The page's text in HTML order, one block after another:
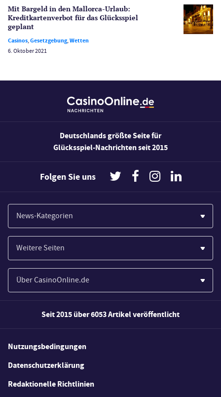
Wirtschaft
Mit Bargeld in den Mallorca-Urlaub:
Kreditkarten­verbot für das Glücksspiel
geplant
Casinos,Gesetzgebung,Wetten
6. Oktober 2021
Deutschlands größte Seite für
Glücksspiel-Nachrichten seit 2015
Folgen Sie uns
News-Kategorien
Casinos
Wirtschaft
Spiele
Weitere Seiten
Paypal Casinos
Novoline Casinos
Merkur Casinos
Casino Testberichte
Casino Bonus Angebote
Kostenlose Spiele
Über CasinoOnline.de
Wie wir bewerten
FAQs
Seit 2015 über 6053 Artikel veröffentlicht
Nutzungsbedingungen
Datenschutzerklärung
Redaktionelle Richtlinien